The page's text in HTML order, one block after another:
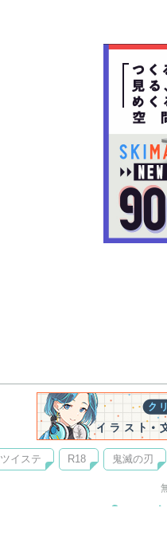
ツイステ R18 鬼滅の刃